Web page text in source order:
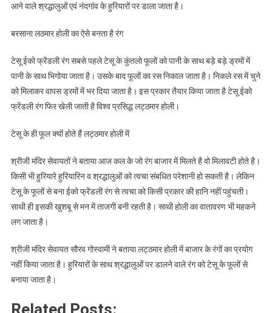
आने वाले श्रद्धालुओं एवं नंदगांव के हुरियारों पर डाला जाता है।
बरसाना लठमार होली का ऐसे बनता है रंग
टेसू ईको फ्रेंडली रंग सबसे पहले टेसू के कुंतलो फूलों को पानी के साथ बड़े बड़े ड्रमों में
पानी के साथ भिगोया जाता है। उसके बाद फूलों का रस निकाल जाता है। निकले रस में चुने
को मिलाकर वापस ड्रमों में भर दिया जाता है। इस प्रकार तैयार किया जाता है टेसू ईको
फ्रेंडली रंग फिर खेली जाती है विश्व प्रसिद्ध लट्ठमार होली।
टेसू के ही फूल क्यों होते हैं लट्ठमार होली में
श्रीजी मंदिर सेवायतों ने बताया आज कल के जो रंग बाजार में मिलते है वो मिलावटी होते है।
किसी भी हुरियारे हुरियारिन व श्रद्धालुओं को त्वचा संबधित परेशानी हो सकती है। लेकिन
टेसू के फूलों से बना ईको फ्रेंडली रंग से त्वचा को किसी प्रकार की हानि नहीं पहुंचती।
साथी ही इसकी खुशबू से मन में ताजगी बनी रहती है। साथी होली का वातावरण भी महकने
लग जाता है।
श्रीजी मंदिर सेवायत सौरव गोस्वामी ने बताया लट्ठमार होली में बाजार के रंगों का प्रयोग
नहीं किया जाता है। हुरियारों के साथ श्रद्धालुओं पर डालने वाले रंग को टेसू के फूलों से
बनाया जाता है।
Related Posts: